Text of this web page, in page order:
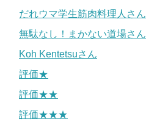
だれウマ学生筋肉料理人さん
無駄なし！まかない道場さん
Koh Kentetsuさん
評価★
評価★★
評価★★★